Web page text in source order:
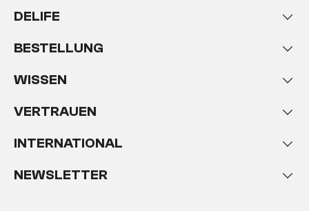
DELIFE
BESTELLUNG
WISSEN
VERTRAUEN
INTERNATIONAL
NEWSLETTER